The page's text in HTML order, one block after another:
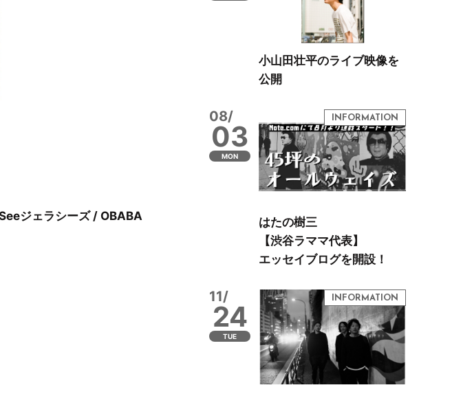
ジェラシーズ / OBABA
小山田壮平のライブ映像を
公開
08/
03
MON
はたの樹三
【渋谷ラママ代表】
エッセイブログを開設！
11/
24
TUE